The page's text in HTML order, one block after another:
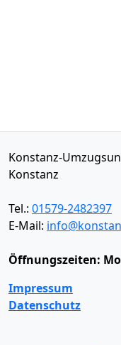
Konstanz-
Konstanz
Tel.: 01579-2482397
E-Mail:
Öffnungszeiten:
Impressum
Datenschutz